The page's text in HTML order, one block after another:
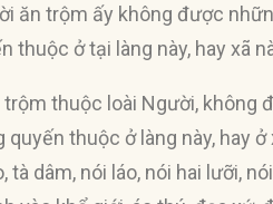
ăn trộm ấy không được
thuộc ở tại làng này, hay xã
trộm thuộc loài Người,
thuộc ở làng này, hay
tà dâm, nói láo, nói hai lưỡi,